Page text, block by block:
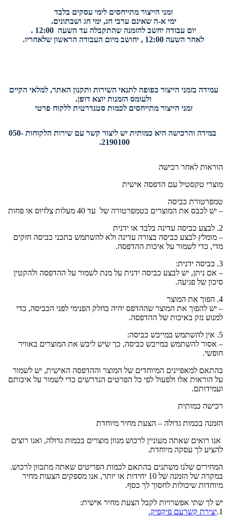
זמני הייצור מתייחסים לימי עסקים בלבד
ימי א-ה שאינם ערבי חג, ימי חג ושבתונים.
יום עבודה יחשב להזמנה שהתקבלה עד השעה 12:00 .
לאחר השעה 12:00 , יחושב מיום העבודה הראשון שלאחריו.
עמידה בזמני הייצור כפופה לתנאי השירות ותקנון האתר, למלאי הקיים
ולעומס הזמנות יוצא דופן.
זמני הייצור מתייחסים לכמות סטנדרטית ללקוח פרטי
במידה והרכישה היא כמותית יש ליצור קשר עם שירות הלקוחות 050-
2190100.
הוראות לאחר רכישה
מוצרי טקסטיל עם הדפסה אישית
טמפרטורת כביסה
– יש לכבס את המוצרים בטמפרטורה של עד 40 מעלות צלזיוס או פחות
2. לבצע כביסה עדינה בלבד או ידנית
– מומלץ לבצע כביסה בצורה עדינה ולא להשתמש בתכני כביסה חזקים
מדי, כדי לשמור על איכות ההדפסה.
3. כביסה ידנית:
– אם ניתן, יש לבצע כביסה ידנית על מנת לשמור על ההדפסה ולהקטין
סיכון של פגיעה.
4. הפוך את המוצר
– יש להפוך את המוצר שההדפס יהיה בחלק הפנימי לפני הכביסה, כדי
למנוע נזק באיכות של ההדפסה.
5. אין להשתמש במייבש כביסה:
– אסור להשתמש במייבש כביסה, כך שיש ליבש את המוצרים באוויר
חופשי.
בהתאם למאפיינים המיוחדים של המוצר וההדפסה האישית, יש לשמור
על הוראות אלו ולפעול לפי כל הפרטים הנדרשים כדי לשמור על איכותם
ועמידותם.
רכישה כמותית
הזמנה בכמות גדולה – הצעת מחיר מיוחדת
אנו רואים שאתה מעוניין לרכוש מגוון מוצרים בכמות גדולה, ואנו רוצים
להציע לך עסקה מיוחדת.
המחירים שלנו משתנים בהתאם לכמות הפריטים שאתה מתכוון לרכוש.
במקרה של הזמנה של 10 יחידות או יותר, אנו מספקים הצעות מחיר
מיוחדות שיכולות לחסוך לך כסף.
יש לך שתי אפשרויות לקבל הצעת מחיר אישית:
1. יצירת קשרעם פיקפיק.